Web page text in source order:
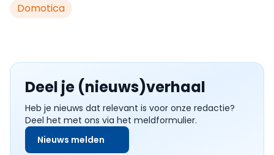
Domotica
Deel je (nieuws)verhaal
Heb je nieuws dat relevant is voor onze redactie?
Deel het met ons via het meldformulier.
Nieuws melden